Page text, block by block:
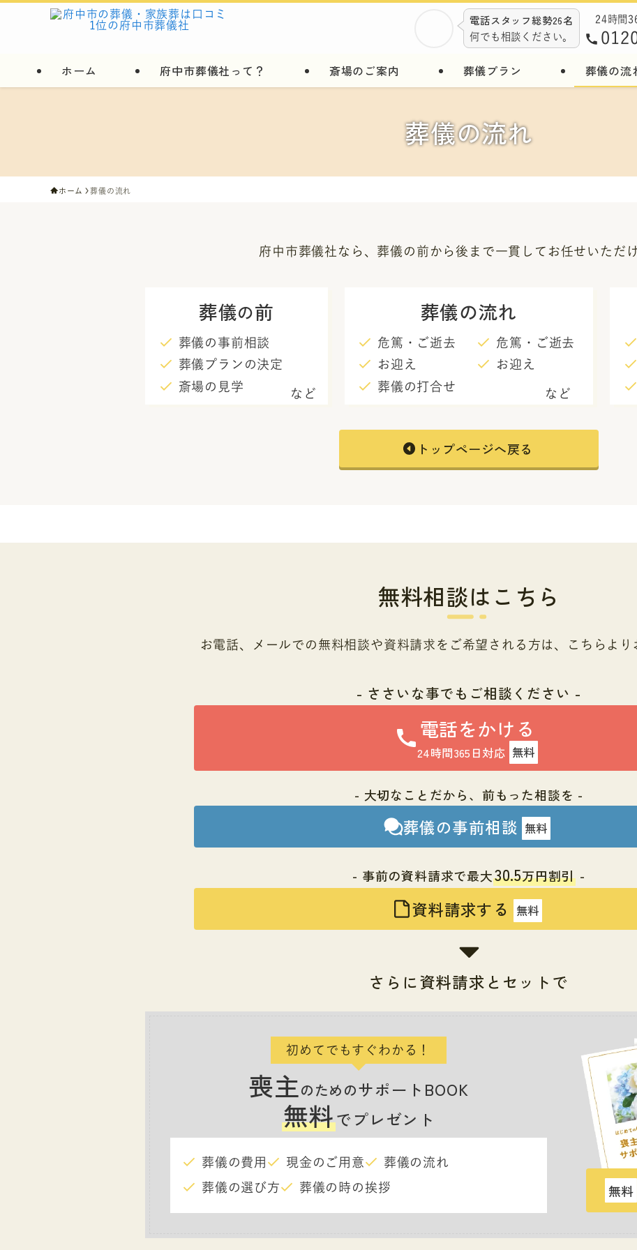
ホーム 府中市葬儀社って？ 斎場のご案内 葬儀プラン 葬儀の流
電話スタッフ総勢26名
何でも相談ください。
24時間
葬儀の流れ
ホーム 葬儀の流れ
府中市葬儀社なら、 葬儀の前から後まで一貫してお任せいただ
葬儀の前
葬儀の事前相談
葬儀プランの決定
斎場の見学
など
葬儀の流れ
危篤・ご逝去
お迎え
葬儀の打合せ
危篤・ご逝去
お迎え
など
トップページへ戻る
無料相談はこちら
お電話、メールでの無料相談や資料請求を ご希望される方は、こちらより
- ささいな事でもご相談ください -
電話をかける
24時間365日対応 無料
- 大切なことだから、前もった相談を -
葬儀の事前相談 無料
- 事前の資料請求で最大30.5万円割引 -
資料請求する 無料
さらに資料請求とセットで
初めてでもすぐわかる！
喪主のためのサポートBOOK
無料でプレゼント
葬儀の費用 現金のご用意
葬儀の流れ
葬儀の選び方
葬儀の時の挨拶 無料